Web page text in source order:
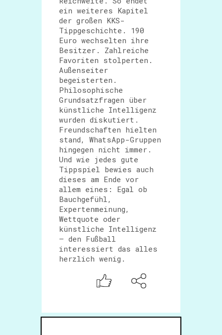
ein weiteres Kapitel
der großen KKS-
Tippgeschichte. 190
Euro wechselten ihre
Besitzer. Zahlreiche
Favoriten stolperten.
Außenseiter
begeisterten.
Philosophische
Grundsatzfragen über
künstliche Intelligenz
wurden diskutiert.
Freundschaften hielten
stand, WhatsApp-Gruppen
hingegen nicht immer.
Und wie jedes gute
Tippspiel bewies auch
dieses am Ende vor
allem eines: Egal ob
Bauchgefühl,
Expertenmeinung,
Wettquote oder
künstliche Intelligenz
– den Fußball
interessiert das alles
herzlich wenig.